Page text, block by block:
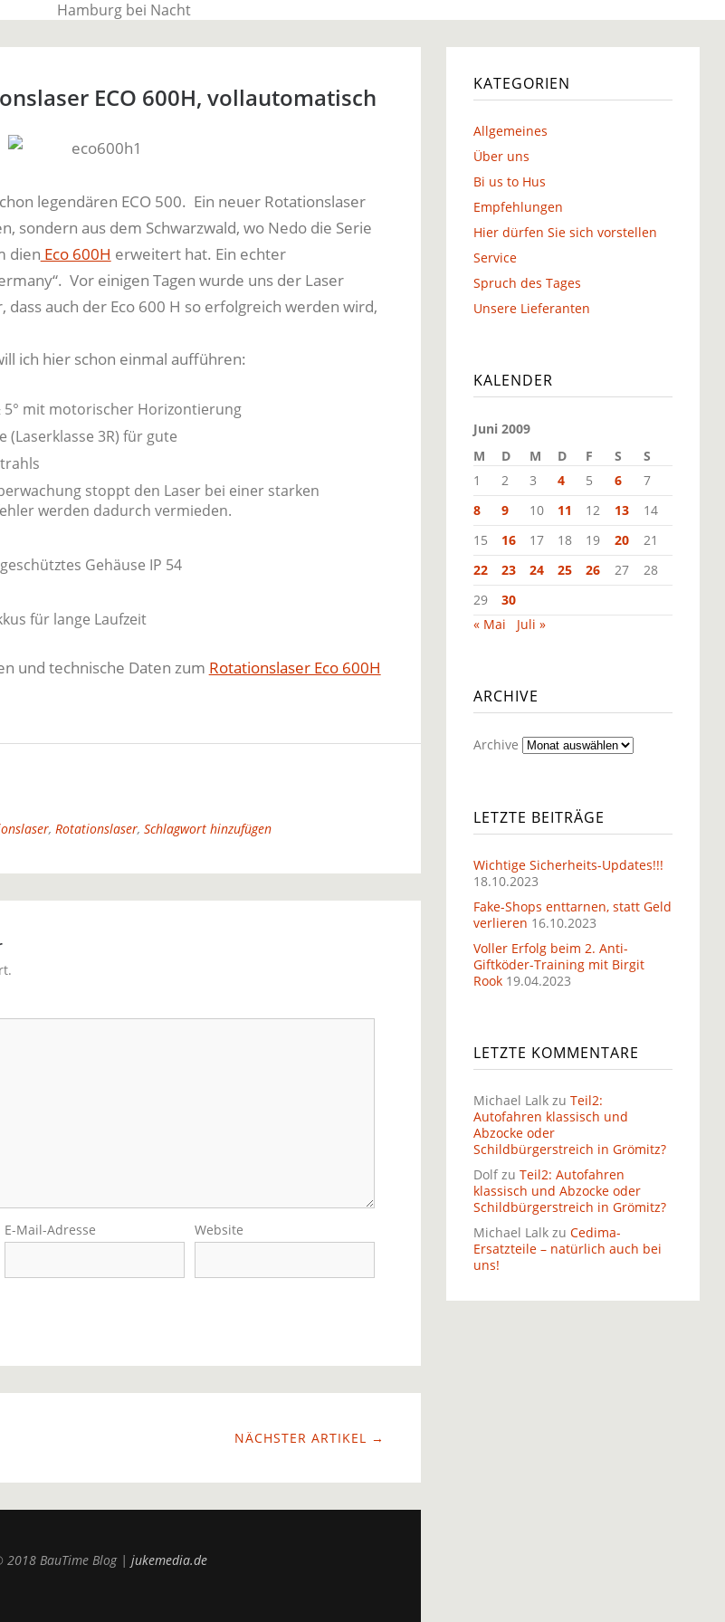
Blog
über Produkte und unseren Alltag
ECO 600H, vollautomatisch
legendären ECO 500. Ein neuer Rotationslaser
sondern aus dem Schwarzwald, wo Nedo die Serie
dien Eco 600H erweitert hat. Ein echter
Vor einigen Tagen wurde uns der Laser
auch der Eco 600 H so erfolgreich werden wird,
ich hier schon einmal aufführen:
5° mit motorischer Horizontierung
(Laserklasse 3R) für gute
stoppt den Laser bei einer starken
werden dadurch vermieden.
Gehäuse IP 54
für lange Laufzeit
und technische Daten zum Rotationslaser Eco 600H
, Rotationslaser, Schlagwort hinzufügen
E-Mail-Adresse Website
NÄCHSTER ARTIKEL →
2018 BauTime Blog | jukemedia.de
KATEGORIEN
Allgemeines
Über uns
Bi us to Hus
Empfehlungen
Hier dürfen Sie sich vorstellen
Service
Spruch des Tages
Unsere Lieferanten
KALENDER
Juni 2009
M
D M D F S
S
1
2 3 4 5 6
7
8
9 10 11 12 13
14
15
16 17 18 19 20
21
22
23 24 25 26 27
28
29
30
« Mai
Juli »
ARCHIVE
Archive
LETZTE BEITRÄGE
Wichtige Sicherheits-Updates!!!
18.10.2023
Fake-Shops enttarnen, statt Geld
verlieren 16.10.2023
Voller Erfolg beim 2. Anti-
Giftköder-Training mit Birgit
Rook 19.04.2023
LETZTE KOMMENTARE
Michael Lalkzu Teil2:
Autofahren klassisch und
Abzocke oder
Schildbürgerstreich in Grömitz?
Dolfzu Teil2: Autofahren
klassisch und Abzocke oder
Schildbürgerstreich in Grömitz?
Michael Lalkzu Cedima-
Ersatzteile – natürlich auch bei
uns!